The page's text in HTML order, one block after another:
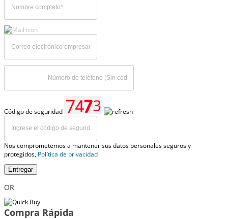
Código de seguridad
Nos comprometemos a mantener sus datos personales seguros y
protegidos, Política de privacidad
Entregar
OR
Compra Rápida